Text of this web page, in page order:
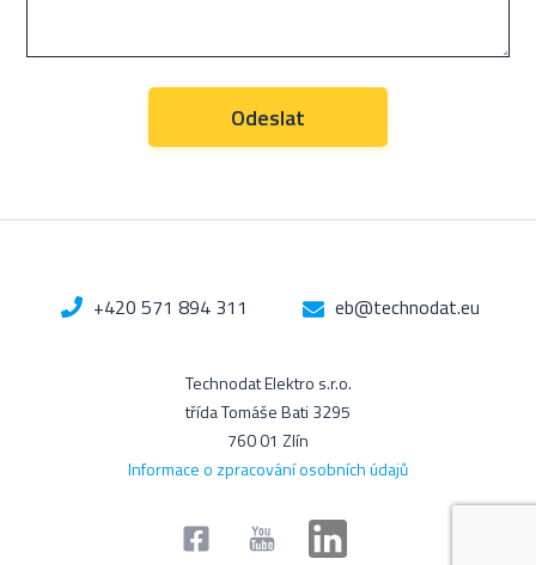
+420 571 894 311 eb@technodat.eu
Technodat Elektro s.r.o.
třída Tomáše Bati 3295
760 01 Zlín
Informace o zpracování osobních údajů